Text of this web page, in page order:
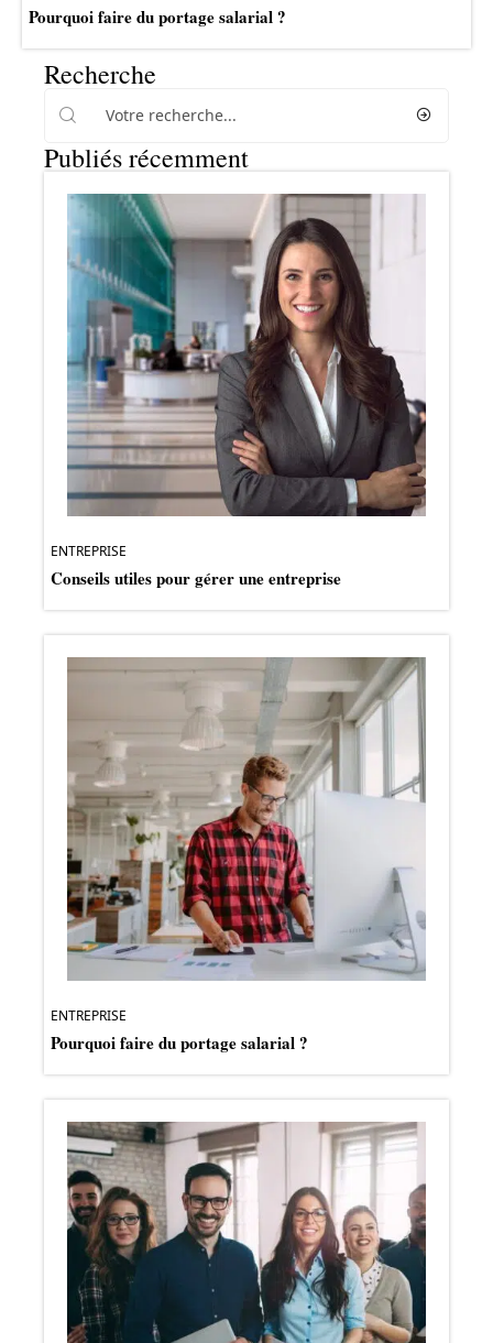
Pourquoi faire du portage salarial ?
Recherche
Publiés récemment
ENTREPRISE
Conseils utiles pour gérer une entreprise
ENTREPRISE
Pourquoi faire du portage salarial ?